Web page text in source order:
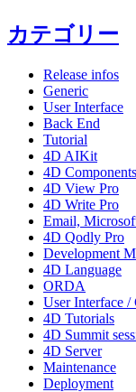
カテゴリー
Release infos
Generic
User Interface
Back End
Tutorial
4D AIKit
4D Components
4D View Pro
4D Write Pro
Email,
4D Qodly Pro
Development
4D Language
ORDA
User Interface
4D Tutorials
4D Summit
4D Server
Maintenance
Deployment